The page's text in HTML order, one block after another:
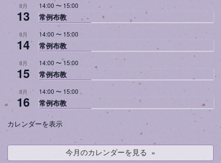
8月
13
14:00 〜 15:00
常例布教
8月
14
14:00 〜 15:00
常例布教
8月
15
14:00 〜15:00
常例布教
8月
16
14:00 〜 15:00
常例布教
カレンダーを表示
今月のカレンダーを見る